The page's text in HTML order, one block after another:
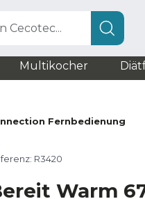
Cecotec...
Multikocher
Fernbedienung
R3420
Warm